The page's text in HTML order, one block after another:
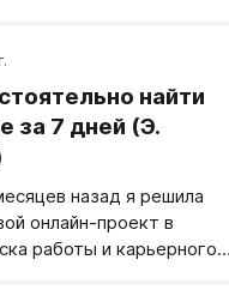
найти
за 7 дней (Э.
назад я решила
онлайн-проект в
работы и карьерного